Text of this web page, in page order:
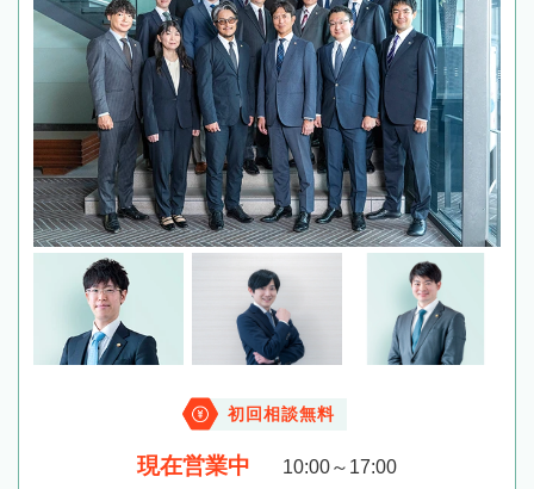
初回相談無料
現在営業中 10:00～17:00